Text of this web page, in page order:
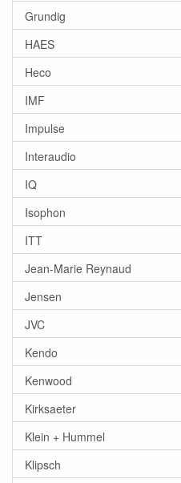
Grundig
HAES
Heco
IMF
Impulse
Interaudio
IQ
Isophon
ITT
Jean-Marie Reynaud
Jensen
JVC
Kendo
Kenwood
Kirksaeter
Klein + Hummel
Klipsch